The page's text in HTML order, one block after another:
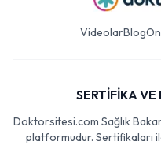
VideolarBlog
SERTİFİKA
Doktorsitesi.com Sağlık
platformudur. Sertifikaları